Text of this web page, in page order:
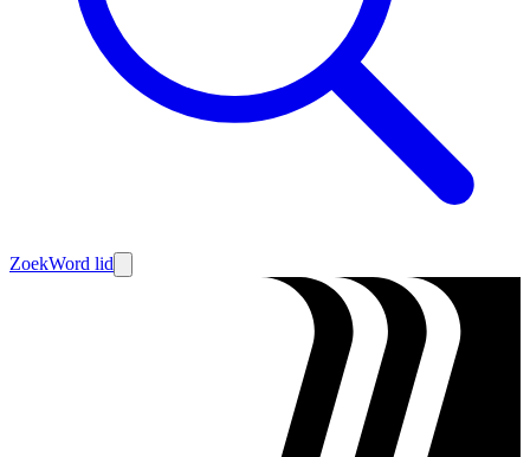
ZoekWord lid